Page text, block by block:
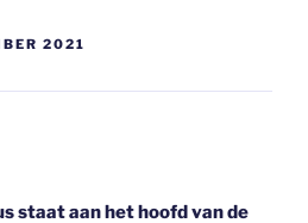
2021
staat aan het hoofd van de